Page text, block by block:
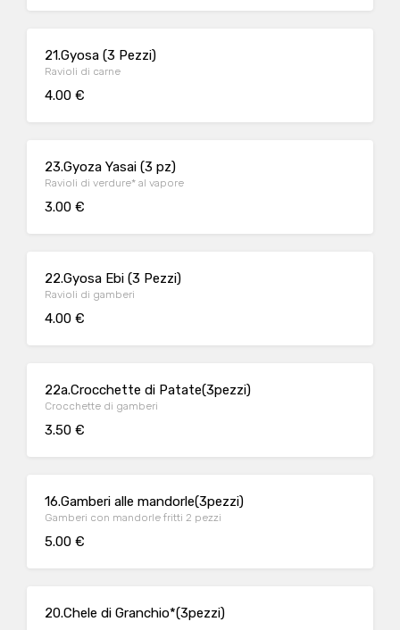
21.Gyosa (3 Pezzi)
Ravioli di carne
4.00 €
23.Gyoza Yasai (3 pz)
Ravioli di verdure* al vapore
3.00 €
22.Gyosa Ebi (3 Pezzi)
Ravioli di gamberi
4.00 €
22a.Crocchette di Patate(3pezzi)
Crocchette di gamberi
3.50 €
16.Gamberi alle mandorle(3pezzi)
Gamberi con mandorle fritti 2 pezzi
5.00 €
20.Chele di Granchio*(3pezzi)